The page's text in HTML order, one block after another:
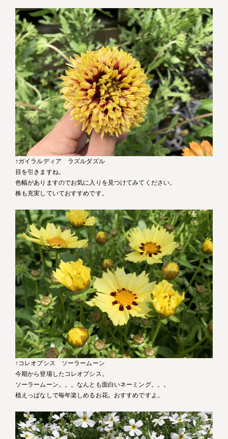
↑ガイラルディア ラズルダズル
目を引きますね。
色幅がありますのでお気に入りを見つけてみてください。
株も充実していておすすめです。
↑コレオプシス ソーラームーン
今期から登場したコレオプシス。
ソーラームーン。。。なんとも面白いネーミング。。。
植えっぱなしで毎年楽しめるお花。おすすめですよ。